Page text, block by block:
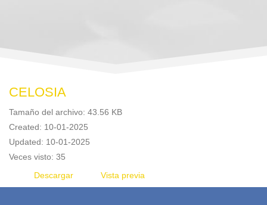
CELOSIA
Tamaño del archivo: 43.56 KB
Created: 10-01-2025
Updated: 10-01-2025
Veces visto: 35
Descargar
Vista previa